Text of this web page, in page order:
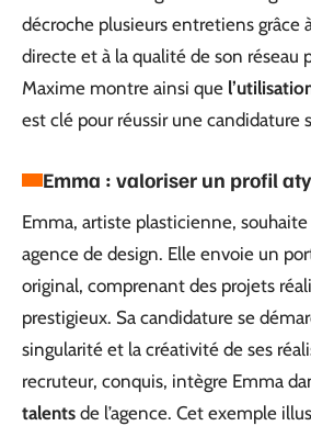
décroche plusieurs entretiens grâce
directe et à la qualité de son réseau
Maxime montre ainsi que
est clé pour réussir une candidature
Emma : valoriser un profil
Emma, artiste plasticienne,
agence de design. Elle envoie un
original, comprenant des projets
prestigieux. Sa candidature se
singularité et la créativité de ses
recruteur, conquis, intègre Emma
talents de l’agence. Cet exemple